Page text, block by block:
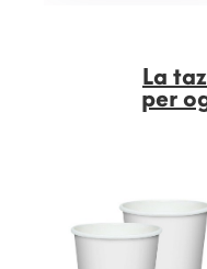
La
per